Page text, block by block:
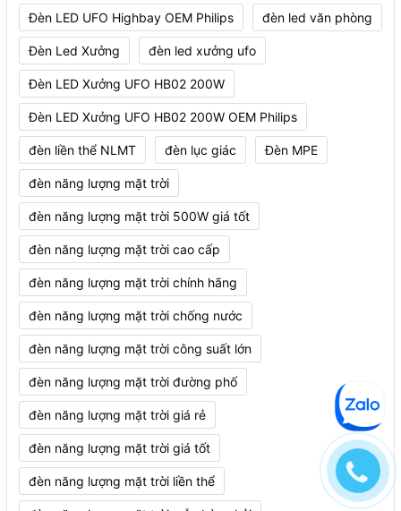
Đèn LED UFO Highbay OEM Philips đèn led văn phòng
Đèn Led Xưởng đèn led xưởng ufo
Đèn LED Xưởng UFO HB02 200W
Đèn LED Xưởng UFO HB02 200W OEM Philips
đèn liền thể NLMT đèn lục giác Đèn MPE
đèn năng lượng mặt trời
đèn năng lượng mặt trời 500W giá tốt
đèn năng lượng mặt trời cao cấp
đèn năng lượng mặt trời chính hãng
đèn năng lượng mặt trời chống nước
đèn năng lượng mặt trời công suất lớn
đèn năng lượng mặt trời đường phố
đèn năng lượng mặt trời giá rẻ
đèn năng lượng mặt trời giá tốt
đèn năng lượng mặt trời liền thể